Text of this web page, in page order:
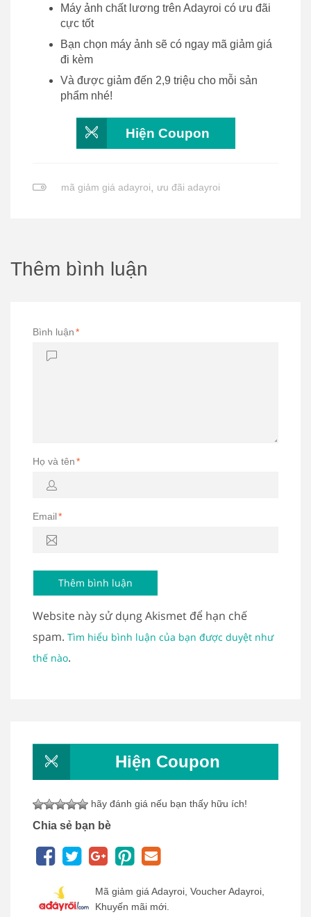
Máy ảnh chất lương trên Adayroi có ưu đãi
cực tốt
Bạn chọn máy ảnh sẽ có ngay mã giảm giá
đi kèm
Và được giảm đến 2,9 triệu cho mỗi sản
phẩm nhé!
Hiện Coupon
mã giảm giá adayroi, ưu đãi adayroi
Thêm bình luận
Bình luận*
Họ và tên*
Email*
Website này sử dụng Akismet để hạn chế
spam. Tìm hiểu bình luận của bạn được duyệt như
thế nào.
Hiện Coupon
hãy đánh giá nếu bạn thấy hữu ích!
Chia sẻ bạn bè
Mã giảm giá Adayroi, Voucher Adayroi,
Khuyến mãi mới.